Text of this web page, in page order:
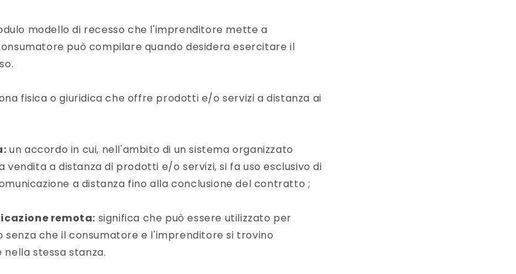
modello di recesso che l'imprenditore mette a
può compilare quando desidera esercitare il
fisica o giuridica che offre prodotti e/o servizi a distanza ai
un accordo in cui, nell'ambito di un sistema organizzato
a distanza di prodotti e/o servizi, si fa uso esclusivo di
a distanza fino alla conclusione del contratto ;
remota: significa che può essere utilizzato per
senza che il consumatore e l'imprenditore si trovino
stessa stanza.